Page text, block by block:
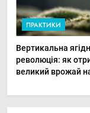
ПРАКТИКИ
Вертикальна
революція: як
великий врожай